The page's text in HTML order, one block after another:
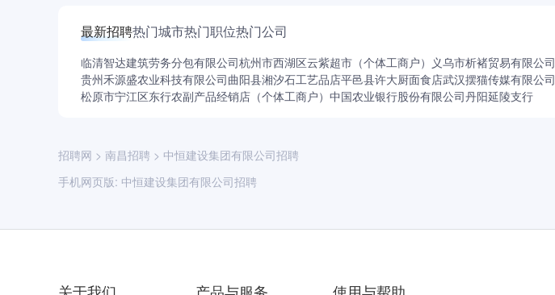
最新招聘热门城市热门职位热门公司
临清智达建筑劳务分包有限公司杭州市西湖区云紫超市（个体工商户） 义乌市析褚贸易有限公司
贵州禾源盛农业科技有限公司曲阳县湘汐石工艺品店平邑县许大厨面食店武汉摆猫传媒有限公司
松原市宁江区东行农副产品经销店（个体工商户） 中国农业银行股份有限公司丹阳延陵支行
招聘网 > 南昌招聘 > 中恒建设集团有限公司招聘
手机网页版: 中恒建设集团有限公司招聘